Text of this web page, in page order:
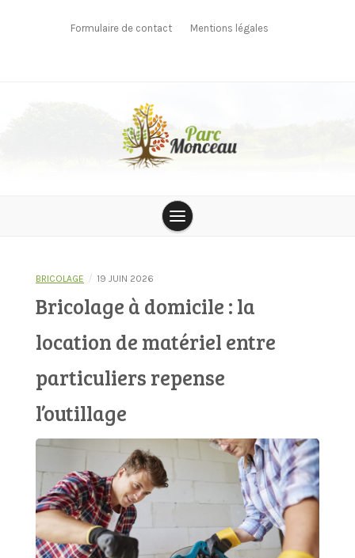
Formulaire de contact Mentions légales
BRICOLAGE / 19 JUIN 2026
Bricolage à domicile : la
location de matériel entre
particuliers repense
l’outillage